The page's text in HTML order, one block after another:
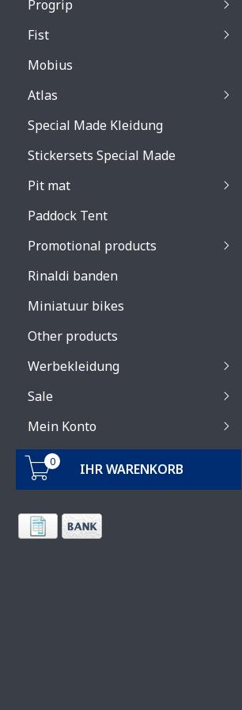
Progrip
Fist
Mobius
Atlas
Special Made Kleidung
Stickersets Special Made
Pit mat
Paddock Tent
Promotional products
Rinaldi banden
Miniatuur bikes
Other products
Werbekleidung
Sale
Mein Konto
0 IHR WARENKORB